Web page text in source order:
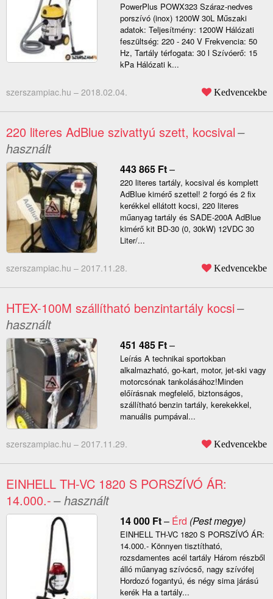
PowerPlus POWX323 Száraz-nedves
porszívó (inox) 1200W 30L Műszaki
adatok: Teljesítmény: 1200W Hálózati
feszültség: 220 - 240 V Frekvencia: 50
Hz, Tartály térfogata: 30 l Szívóerő: 15
kPa Hálózati k...
szerszampiac.hu – 2018.02.04. Kedvencekbe
220 literes AdBlue szivattyú szett, kocsival–
használt
443 865 Ft–
220 literes tartály, kocsival és komplett
AdBlue kimérő szettel! 2 forgó és 2 fix
kerékkel ellátott kocsi, 220 literes
műanyag tartály és SADE-200A AdBlue
kimérő kit BD-30 (0, 30kW) 12VDC 30
Liter/...
szerszampiac.hu – 2017.11.28. Kedvencekbe
HTEX-100M szállítható benzintartály kocsi–
használt
451 485 Ft–
Leírás A technikai sportokban
alkalmazható, go-kart, motor, jet-ski vagy
motorcsónak tankolásához!Minden
előírásnak megfelelő, biztonságos,
szállítható benzin tartály, kerekekkel,
manuális pumpával...
szerszampiac.hu – 2017.11.29. Kedvencekbe
EINHELL TH-VC 1820 S PORSZÍVÓ ÁR:
14.000.-– használt
14 000 Ft– Érd (Pest megye)
EINHELL TH-VC 1820 S PORSZÍVÓ ÁR:
14.000.- Könnyen tisztítható,
rozsdamentes acél tartály Három részből
álló műanyag szívócső, nagy szívófej
Hordozó fogantyú, és négy sima járású
kerék Ha a tartály...